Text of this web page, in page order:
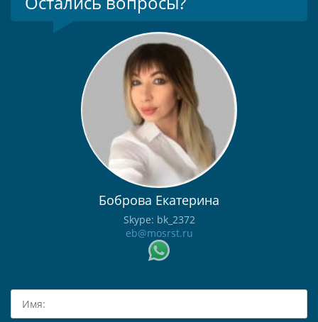
Боброва Екатерина
Skype: bk_2372
eb@mosrst.ru